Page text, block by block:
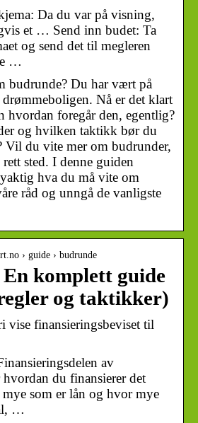
Da du var på visning,
et … Send inn budet: Ta
og send det til megleren
…
budrunde? Du har vært på
Nå er det klart
hvordan foregår den, egentlig?
og hvilken taktikk bør du
Vil du vite mer om budrunder,
sted. I denne guiden
hva du må vite om
råd og unngå de vanligste
› guide › budrunde
komplett guide
og taktikker)
vise finansieringsbeviset til
av
du finansierer det
som er lån og hvor mye
…